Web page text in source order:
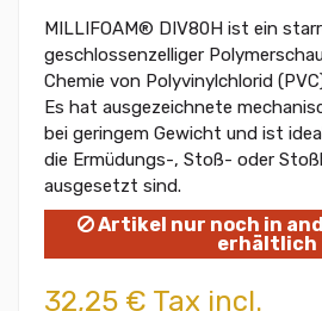
MILLIFOAM® DIV80H ist ein
geschlossenzelliger
Chemie von Polyvinylchlorid
Es hat ausgezeichnete
bei geringem Gewicht und ist
die Ermüdungs-, Stoß- oder
ausgesetzt sind.
Artikel nur noch in
erhältlich
32,25 € Tax incl.